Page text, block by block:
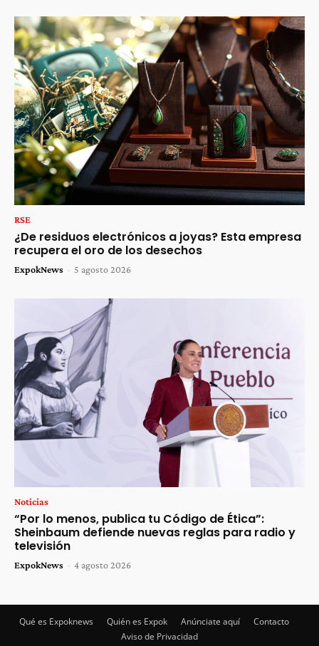
RSE
¿De residuos electrónicos a joyas? Esta empresa
recupera el oro de los desechos
ExpokNews - 5 agosto 2026
Noticias
“Por lo menos, publica tu Código de Ética”:
Sheinbaum defiende nuevas reglas para radio y
televisión
ExpokNews - 4 agosto 2026
Qué es Expoknews Quién es Expok Anúnciate aquí
Contacto
Aviso de Privacidad